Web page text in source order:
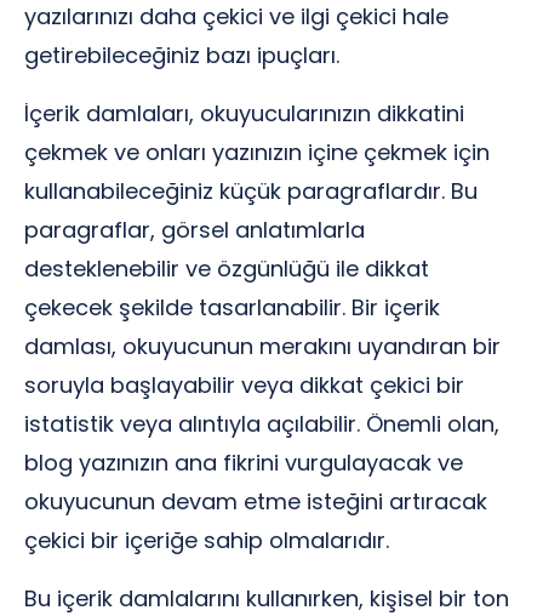
yazılarınızı daha çekici ve ilgi çekici hale
getirebileceğiniz bazı ipuçları.
İçerik damlaları, okuyucularınızın dikkatini
çekmek ve onları yazınızın içine çekmek için
kullanabileceğiniz küçük paragraflardır. Bu
paragraflar, görsel anlatımlarla
desteklenebilir ve özgünlüğü ile dikkat
çekecek şekilde tasarlanabilir. Bir içerik
damlası, okuyucunun merakını uyandıran bir
soruyla başlayabilir veya dikkat çekici bir
istatistik veya alıntıyla açılabilir. Önemli olan,
blog yazınızın ana fikrini vurgulayacak ve
okuyucunun devam etme isteğini artıracak
çekici bir içeriğe sahip olmalarıdır.
Bu içerik damlalarını kullanırken, kişisel bir ton